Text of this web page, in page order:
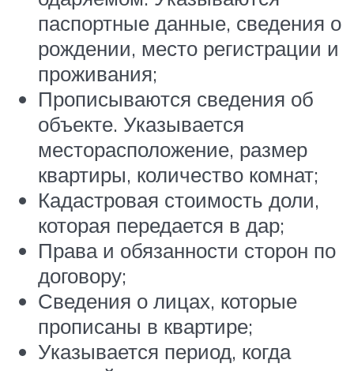
паспортные данные, сведения о
рождении, место регистрации и
проживания;
Прописываются сведения об
объекте. Указывается
месторасположение, размер
квартиры, количество комнат;
Кадастровая стоимость доли,
которая передается в дар;
Права и обязанности сторон по
договору;
Сведения о лицах, которые
прописаны в квартире;
Указывается период, когда